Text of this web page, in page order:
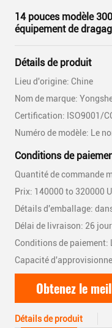
14 pouces modèle
équipement de
Détails de produit
Lieu d'origine: Chine
Nom de marque:
Certification: ISO9001/
Numéro de modèle: Le
Conditions de
Quantité de commande
Prix: 140000 to 320000
Détails d'emballage:
Délai de livraison: 26
Conditions de paiement:
Capacité
Obtenez le
Détails de produit